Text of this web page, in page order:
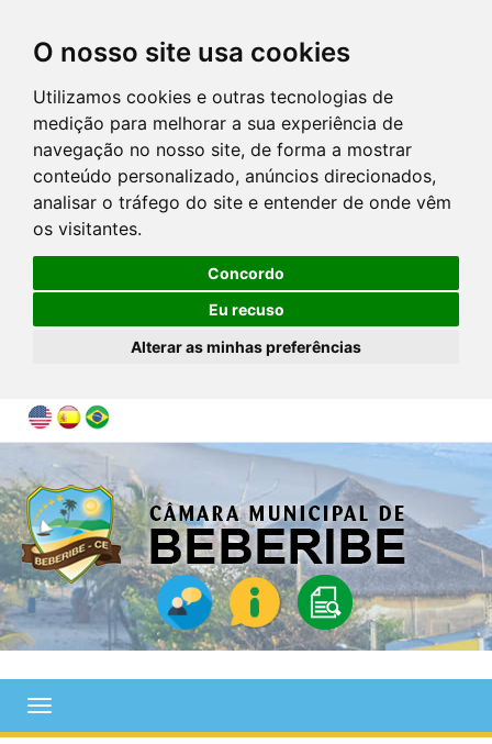
O nosso site usa cookies
Utilizamos cookies e outras tecnologias de
medição para melhorar a sua experiência de
navegação no nosso site, de forma a mostrar
conteúdo personalizado, anúncios direcionados,
analisar o tráfego do site e entender de onde vêm
os visitantes.
Concordo
Eu recuso
Alterar as minhas preferências
Toggle
navigation